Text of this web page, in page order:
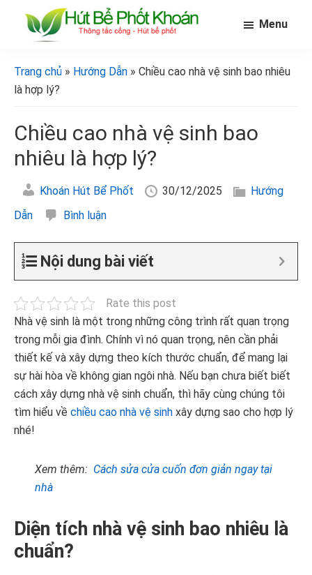
phốt
khoán]
bể
phốt
Menu
Trang chủ » Hướng Dẫn » Chiều cao nhà vệ sinh bao nhiêu
là hợp lý?
Chiều cao nhà vệ sinh bao
nhiêu là hợp lý?
Khoán Hút Bể Phốt 30/12/2025
Hướng
Dẫn
Bình luận
Nội dung bài viết
Rate this post
Nhà vệ sinh là một trong những công trình rất quan trọng
trong mỗi gia đình. Chính vì nó quan trọng, nên cần phải
thiết kế và xây dựng theo kích thước chuẩn, để mang lại
sự hài hòa về không gian ngôi nhà. Nếu bạn chưa biết biết
cách xây dựng nhà vệ sinh chuẩn, thì hãy cùng chúng tôi
tìm hiểu về chiều cao nhà vệ sinh xây dựng sao cho hợp lý
nhé!
Xem thêm: Cách sửa cửa cuốn đơn giản ngay tại
nhà
Diện tích nhà vệ sinh bao nhiêu là
chuẩn?